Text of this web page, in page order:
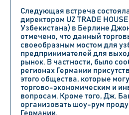
Следующая встреча
директором UZ TRADE
Узбекистана) в Берлине
отмечено, что данный
своеобразным мостом для
предпринимателей для
рынок. В частности, было
регионах Германии
этого общества, которые
торгово-экономическим и
вопросам. Кроме того, Дж.
организовать шоу-рум
Германии.